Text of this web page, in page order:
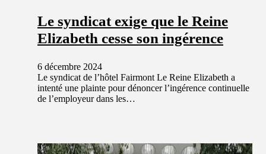
Le syndicat exige que le Reine
Elizabeth cesse son ingérence
6 décembre 2024
Le syndicat de l’hôtel Fairmont Le Reine Elizabeth a
intenté une plainte pour dénoncer l’ingérence continuelle
de l’employeur dans les…